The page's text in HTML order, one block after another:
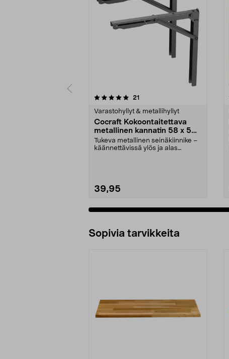
21
Varastohyllyt & metallihyllyt
Cocraft Kokoontaitettava
metallinen kannatin 58 x 56
cm, 2 kpl
Tukeva metallinen seinäkiinnike –
käännettävissä ylös ja alas
39,95
4.5 viidestä
Sopivia tarvikkeita